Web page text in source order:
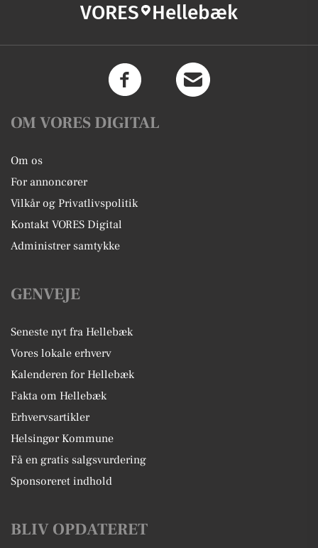
VORES Hellebæk
OM VORES DIGITAL
Om os
For annoncører
Vilkår og Privatlivspolitik
Kontakt VORES Digital
Administrer samtykke
GENVEJE
Seneste nyt fra Hellebæk
Vores lokale erhverv
Kalenderen for Hellebæk
Fakta om Hellebæk
Erhvervsartikler
Helsingør Kommune
Få en gratis salgsvurdering
Sponsoreret indhold
BLIV OPDATERET